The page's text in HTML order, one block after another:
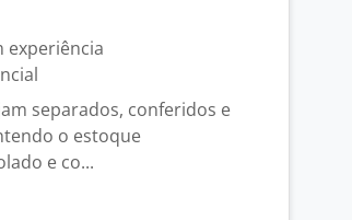
experiência
separados, conferidos e
o estoque
e co...